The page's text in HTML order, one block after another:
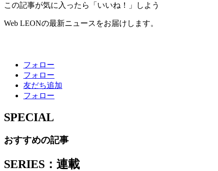
この記事が気に入ったら「いいね！」しよう
Web LEONの最新ニュースをお届けします。
フォロー
フォロー
友だち追加
フォロー
SPECIAL
おすすめの記事
SERIES：連載